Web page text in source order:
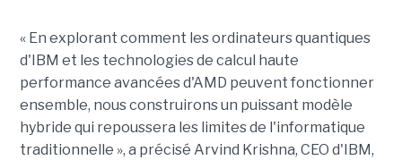
« En explorant comment les ordinateurs quantiques
d'IBM et les technologies de calcul haute
performance avancées d'AMD peuvent fonctionner
ensemble, nous construirons un puissant modèle
hybride qui repoussera les limites de l'informatique
traditionnelle », a précisé Arvind Krishna, CEO d'IBM,